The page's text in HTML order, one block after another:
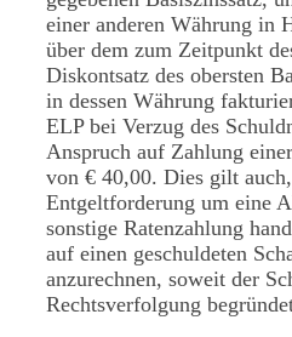
einer anderen Währung in
über dem zum Zeitpunkt
Diskontsatz des obersten
in dessen Währung
ELP bei Verzug des
Anspruch auf Zahlung
von € 40,00. Dies gilt
Entgeltforderung um eine
sonstige Ratenzahlung
auf einen geschuldeten
anzurechnen, soweit der
Rechtsverfolgung